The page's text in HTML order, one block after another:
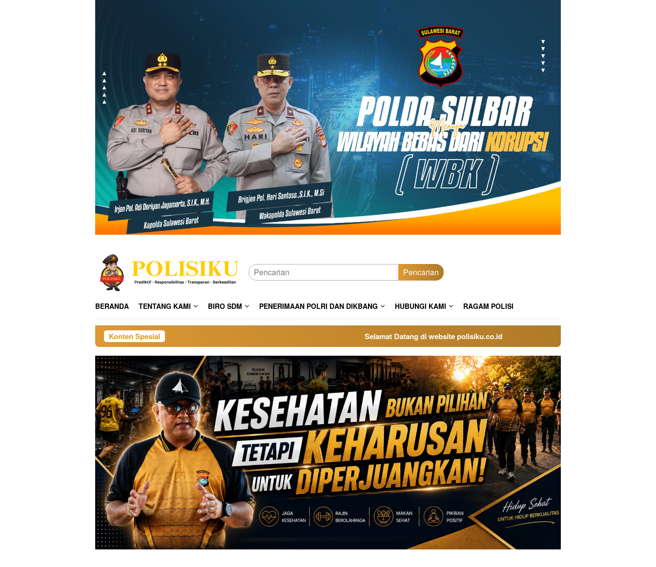
Pencarian
BERANDA TENTANG KAMI BIRO SDM PENERIMAAN POLRI DAN DIKBANG HUBUNGI KAMI RAGAM POLISI
Konten Spesial Selamat Datang di website polisiku.co.id